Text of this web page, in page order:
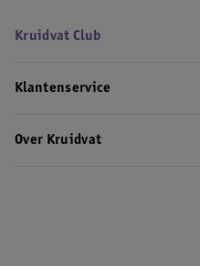
Kruidvat Club
Klantenservice
Over Kruidvat